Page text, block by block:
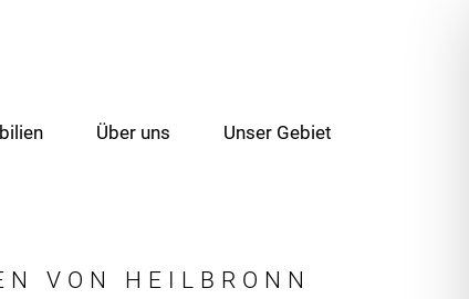
Über uns Unser Gebiet
VON HEILBRONN